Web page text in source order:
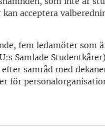
acceptera
fem ledamöter som
Samlade
samråd med
för